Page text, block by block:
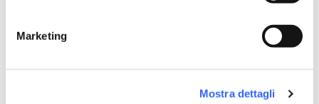
Marketing
Mostra dettagli
Informazioni utili